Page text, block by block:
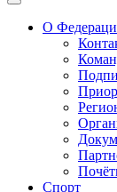
О
Спорт